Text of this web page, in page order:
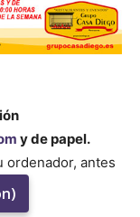
y de papel.
ordenador, antes